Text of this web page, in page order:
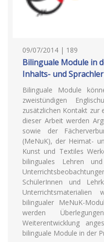
09/07/2014 | 189
Bilinguale Module in
Inhalts- und
Bilinguale Module
zweistündigen
zusätzlichen Kontakt zur
dieser Arbeit werden
sowie der
(MeNuK), der Heimat-
Kunst und Textiles
bilinguales Lehren
SchülerInnen und
Unterrichtsmaterialien
bilingualer MeNuK-
werden
Weiterentwicklung
bilinguale Module in der